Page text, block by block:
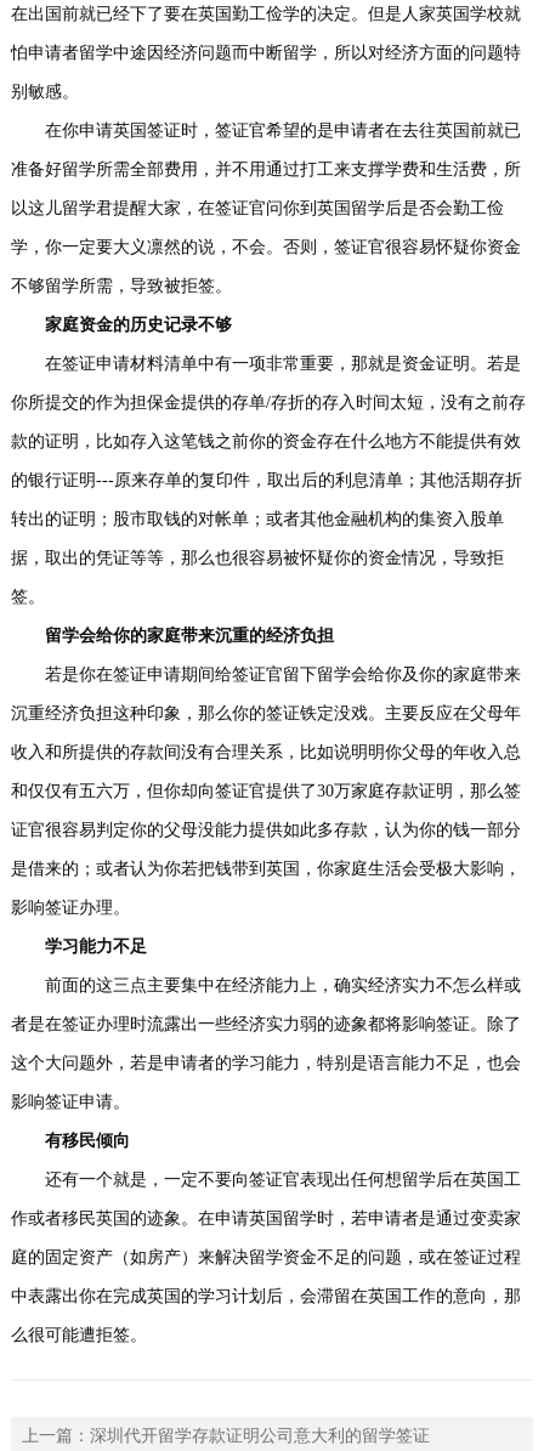
在出国前就已经下了要在英国勤工俭学的决定。但是人家英国学校就
怕申请者留学中途因经济问题而中断留学，所以对经济方面的问题特
别敏感。
在你申请英国签证时，签证官希望的是申请者在去往英国前就已
准备好留学所需全部费用，并不用通过打工来支撑学费和生活费，所
以这儿留学君提醒大家，在签证官问你到英国留学后是否会勤工俭
学，你一定要大义凛然的说，不会。否则，签证官很容易怀疑你资金
不够留学所需，导致被拒签。
家庭资金的历史记录不够
在签证申请材料清单中有一项非常重要，那就是资金证明。若是
你所提交的作为担保金提供的存单/存折的存入时间太短，没有之前存
款的证明，比如存入这笔钱之前你的资金存在什么地方不能提供有效
的银行证明---原来存单的复印件，取出后的利息清单；其他活期存折
转出的证明；股市取钱的对帐单；或者其他金融机构的集资入股单
据，取出的凭证等等，那么也很容易被怀疑你的资金情况，导致拒
签。
留学会给你的家庭带来沉重的经济负担
若是你在签证申请期间给签证官留下留学会给你及你的家庭带来
沉重经济负担这种印象，那么你的签证铁定没戏。主要反应在父母年
收入和所提供的存款间没有合理关系，比如说明明你父母的年收入总
和仅仅有五六万，但你却向签证官提供了30万家庭存款证明，那么签
证官很容易判定你的父母没能力提供如此多存款，认为你的钱一部分
是借来的；或者认为你若把钱带到英国，你家庭生活会受极大影响，
影响签证办理。
学习能力不足
前面的这三点主要集中在经济能力上，确实经济实力不怎么样或
者是在签证办理时流露出一些经济实力弱的迹象都将影响签证。除了
这个大问题外，若是申请者的学习能力，特别是语言能力不足，也会
影响签证申请。
有移民倾向
还有一个就是，一定不要向签证官表现出任何想留学后在英国工
作或者移民英国的迹象。在申请英国留学时，若申请者是通过变卖家
庭的固定资产（如房产）来解决留学资金不足的问题，或在签证过程
中表露出你在完成英国的学习计划后，会滞留在英国工作的意向，那
么很可能遭拒签。
上一篇： 深圳代开留学存款证明公司意大利的留学签证